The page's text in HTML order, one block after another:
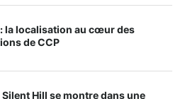
: la localisation au cœur des
de CCP
Silent Hill se montre dans une